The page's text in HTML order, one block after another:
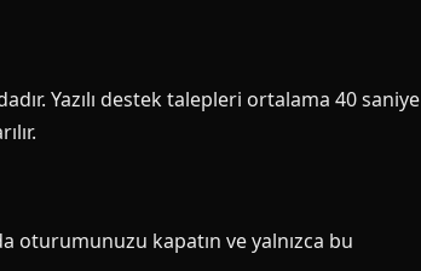
Yazılı destek talepleri ortalama 40 saniye
oturumunuzu kapatın ve yalnızca bu